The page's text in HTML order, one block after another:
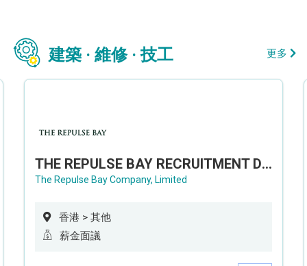
建築 · 維修 · 技工 更多
THE REPULSE BAY RECRUITMENT DAY 淺水灣影灣園人才招聘會
The Repulse Bay Company, Limited
香港 > 其他
薪金面議